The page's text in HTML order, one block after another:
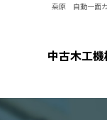
桒原 自動一面
中古木工